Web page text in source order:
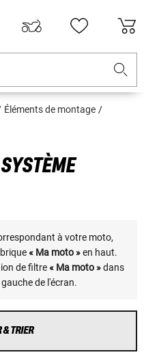
Éléments de montage
à votre moto,
« Ma moto »en haut.
de filtre« Ma moto »dans
de l'écran.
& TRIER